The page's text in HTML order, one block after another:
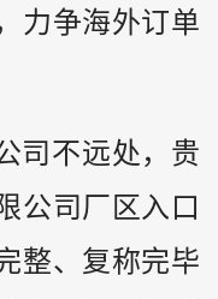
力争海外订单
司不远处，贵
公司厂区入口
整、复称完毕